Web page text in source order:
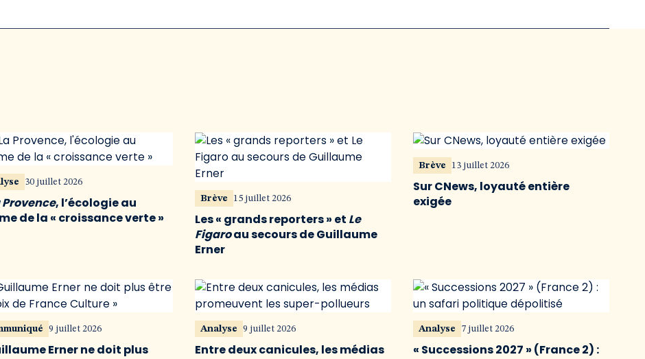
30 juillet 2026
Provence, l’écologie au
de la « croissance verte »
Brève 15 juillet 2026
Les « grands reporters » et Le
Figaroau secours de Guillaume
Erner
Brève 13 juillet 2026
Sur CNews, loyauté entière
exigée
9 juillet 2026
Erner ne doit plus
Analyse 9 juillet 2026
Entre deux canicules, les médias
Analyse 7 juillet 2026
« Successions 2027 » (France 2) :